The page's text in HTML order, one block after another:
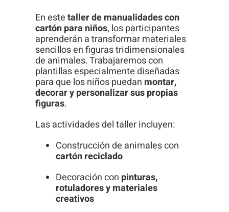
En estetaller de manualidades con
cartón para niños, los participantes
aprenderán a transformar materiales
sencillos en figuras tridimensionales
de animales. Trabajaremos con
plantillas especialmente diseñadas
para que los niños puedan montar,
decorar y personalizar sus propias
figuras.
Las actividades del taller incluyen:
Construcción de animales con
cartón reciclado
Decoración con pinturas,
rotuladores y materiales
creativos